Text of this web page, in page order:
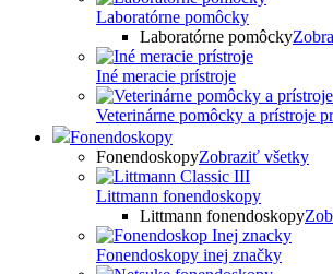
Laboratórne pomôcky
Laboratórne pomôcky
Iné meracie prístroje
Veterinárne pomôcky a prístroje
Fonendoskopy
FonendoskopyZobraziť všetky
Littmann fonendoskopy
Littmann fonendoskopy
Fonendoskopy inej značky